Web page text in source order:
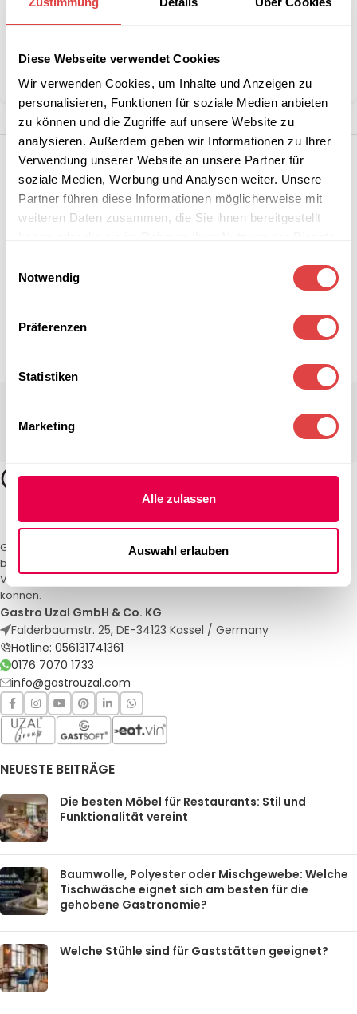
Diese Webseite verwendet Cookies
Wir verwenden Cookies, um Inhalte und Anzeigen zu
personalisieren, Funktionen für soziale Medien anbieten
zu können und die Zugriffe auf unsere Website zu
analysieren. Außerdem geben wir Informationen zu Ihrer
Verwendung unserer Website an unsere Partner für
soziale Medien, Werbung und Analysen weiter. Unsere
Partner führen diese Informationen möglicherweise mit
weiteren Daten zusammen, die Sie ihnen bereitgestellt
Notwendig
Präferenzen
Statistiken
Marketing
Alle zulassen
Auswahl erlauben
Marke: RM Gastro
Teilen:
Gastro Uzal – Ihr Spezialist für Gastronomiemöbel und -textilien. Wir
bieten maßgeschneiderte Lösungen für Restaurants, Hotels und
Veranstaltungen. Qualität und Service, auf die Sie sich verlassen
können.
Gastro Uzal GmbH & Co. KG
Falderbaumstr. 25, DE-34123 Kassel / Germany
Hotline: 056131741361
0176 7070 1733
info@gastrouzal.com
NEUESTE BEITRÄGE
Die besten Möbel für Restaurants: Stil und
Funktionalität vereint
Baumwolle, Polyester oder Mischgewebe: Welche
Tischwäsche eignet sich am besten für die
gehobene Gastronomie?
Welche Stühle sind für Gaststätten geeignet?